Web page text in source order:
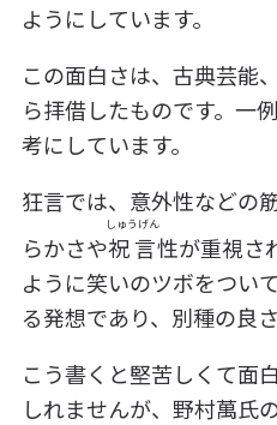
ようにしています。
この面白さは、古典芸能
ら拝借したものです。一
考にしています。
狂言では、意外性などの
らかさや祝言
しゅうげん
性が重視さ
ように笑いのツボをつい
る発想であり、別種の良
こう書くと堅苦しくて面
しれませんが、野村萬氏